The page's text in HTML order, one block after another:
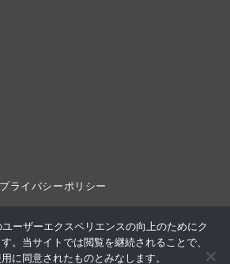
プライバシーポリシー
TOTALREPAIR IGUCHI
ーザーエクスペリエンスの向上のためにク
。当サイトでは閲覧を継続されることで、
に同意されたものとみなします。